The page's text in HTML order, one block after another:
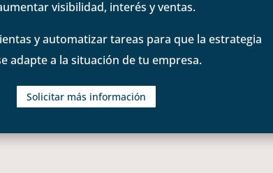
visibilidad, interés y ventas.
y automatizar tareas para que la estrategia
adapte a la situación de tu empresa.
Solicitar más información